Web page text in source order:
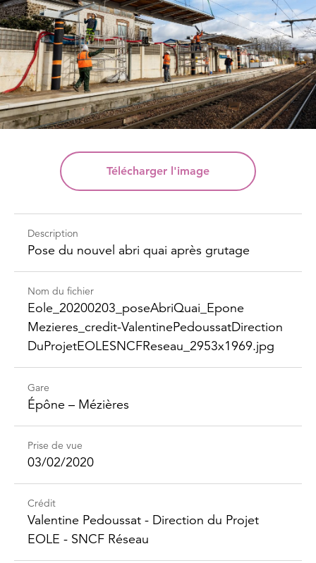
Télécharger l'image
Description
Pose du nouvel abri quai après grutage
Nom du fichier
Eole_​20200203_​pose​Abri​Quai_​Epone​
Mezieres_​credit-​Valentine​Pedoussat​Direction​
DuProjet​EOLESNCFReseau_​2953x1969.jpg
Gare
Épône – Mézières
Prise de vue
03/02/2020
Crédit
Valentine Pedoussat - Direction du Projet
EOLE - SNCF Réseau